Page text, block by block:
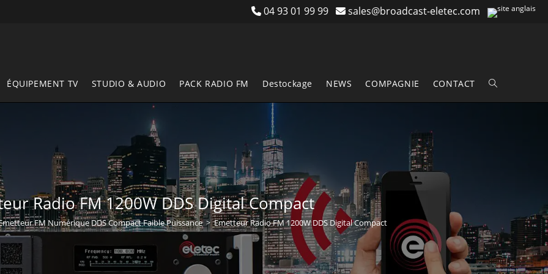
04 93 01 99 99 sales@broadcast-eletec.com
ÉQUIPEMENT TV STUDIO & AUDIO PACK RADIO FM Destockage NEWS COMPAGNIE CONTACT Toggle
Radio FM 1200W DDS Digital Compact
FM Numérique DDS Compact Faible Puissance > Emetteur Radio FM 1200W DDS Digital Compact